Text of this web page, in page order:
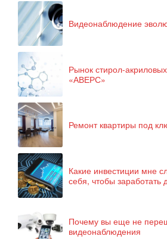
Видеонаблюдение
Рынок стирол-
«АВЕРС»
Ремонт квартиры под
Какие инвестиции мне
себя, чтобы заработать
Почему вы еще не
видеонаблюдения